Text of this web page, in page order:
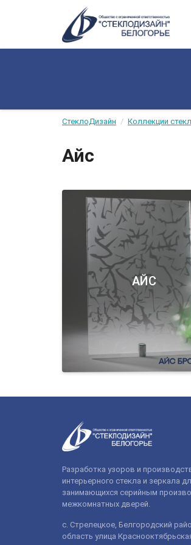
СтеклоДизайн Коллекции
Айс
АЙС
Разработка узоров и
интерьерного стекла и зеркала
занимающихся серийным
межкомнатных дверей.
с. Стрелецкое, Белгородский
область улица